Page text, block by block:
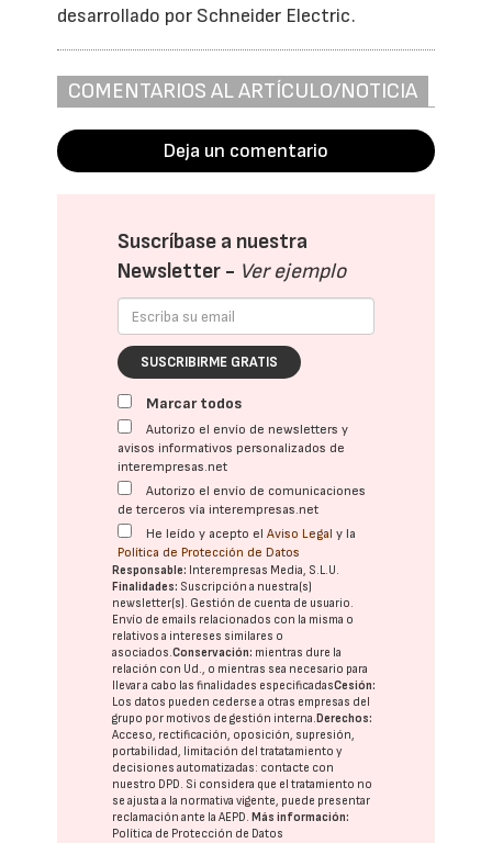
desarrollado por Schneider Electric.
COMENTARIOS AL ARTÍCULO/NOTICIA
Deja un comentario
Suscríbase a nuestra
Newsletter - Ver ejemplo
SUSCRIBIRME GRATIS
Marcar todos
Autorizo el envío de newsletters y
avisos informativos personalizados de
interempresas.net
Autorizo el envío de comunicaciones
de terceros vía interempresas.net
He leído y acepto elAviso Legal y la
Política de Protección de Datos
Responsable: Interempresas Media, S.L.U.
Finalidades: Suscripción a nuestra(s)
newsletter(s). Gestión de cuenta de usuario.
Envío de emails relacionados con la misma o
relativos a intereses similares o
asociados.Conservación: mientras dure la
relación con Ud., o mientras sea necesario para
llevar a cabo las finalidades especificadasCesión:
Los datos pueden cederse a otras empresas del
grupo por motivos de gestión interna. Derechos:
Acceso, rectificación, oposición, supresión,
portabilidad, limitación del tratatamiento y
decisiones automatizadas: contacte con
nuestro DPD. Si considera que el tratamiento no
se ajusta a la normativa vigente, puede presentar
reclamación ante laAEPD. Más información:
Política de Protección de Datos